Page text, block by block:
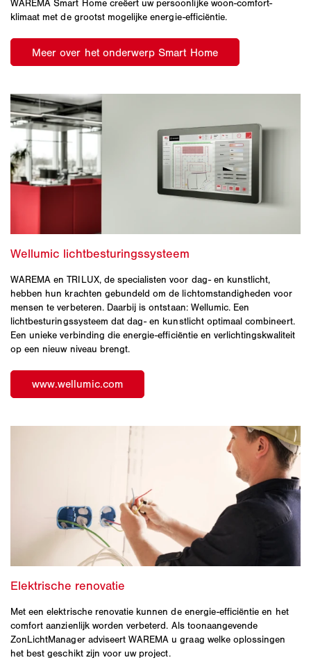
WAREMA Smart Home creëert uw persoonlijke woon-comfort-
klimaat met de grootst mogelijke energie-efficiëntie.
WAREMA en TRILUX, de specialisten voor dag- en kunstlicht,
hebben hun krachten gebundeld om de lichtomstandigheden voor
mensen te verbeteren. Daarbij is ontstaan: Wellumic. Een
lichtbesturingssysteem dat dag- en kunstlicht optimaal combineert.
Een unieke verbinding die energie-efficiëntie en verlichtingskwaliteit
op een nieuw niveau brengt.
Met een elektrische renovatie kunnen de energie-efficiëntie en het
comfort aanzienlijk worden verbeterd. Als toonaangevende
ZonLichtManager adviseert WAREMA u graag welke oplossingen
het best geschikt zijn voor uw project.